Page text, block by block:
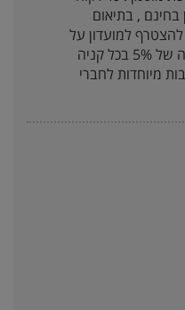
בחינם , בתיאום
למועדון על
המשקל להנות מהנחה קבועה של 5% בכל קניה
מיוחדות לחברי